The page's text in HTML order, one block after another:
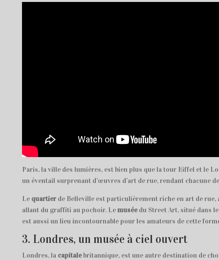
Paris, la ville des lumières, est bien plus que la tour Eiffel et le
un éventail surprenant d’œuvres d’art de rue, rendant chacune
Le quartierde Belleville est particulièrement riche en art de rue,
allant du graffiti au pochoir. Lemuséedu Street Art, situé dans
est aussi un lieu incontournable pour les amateurs de cette
3. Londres, un musée à ciel ouvert
Londres, la capitalebritannique, est une autre destination de